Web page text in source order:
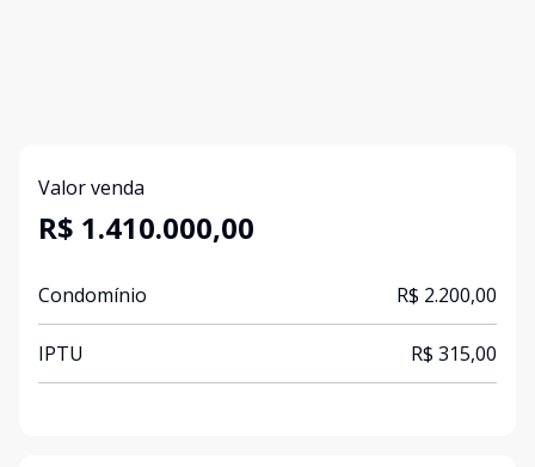
Valor venda
R$ 1.410.000,00
Condomínio R$ 2.200,00
IPTU R$ 315,00